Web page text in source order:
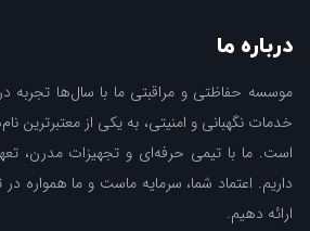
درباره ما
خدمات نگهبانی و امنیتی، به یکی از معتبرترین
است. ما با تیمی حرفه‌ای و تجهیزات مدرن،
داریم. اعتماد شما، سرمایه ماست و ما همواره
ارائه دهیم.